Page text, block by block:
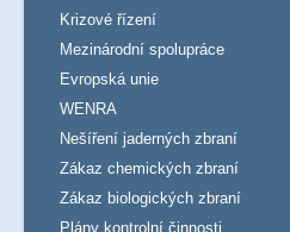
Krizové řízení
Mezinárodní spolupráce
Evropská unie
WENRA
Nešíření jaderných zbraní
Zákaz chemických zbraní
Zákaz biologických zbraní
Plány kontrolní činnosti